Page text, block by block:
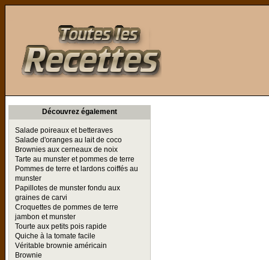
Découvrez également
Salade poireaux et betteraves
Salade d'oranges au lait de coco
Brownies aux cerneaux de noix
Tarte au munster et pommes de terre
Pommes de terre et lardons coiffés au
munster
Papillotes de munster fondu aux
graines de carvi
Croquettes de pommes de terre
jambon et munster
Tourte aux petits pois rapide
Quiche à la tomate facile
Véritable brownie américain
Brownie